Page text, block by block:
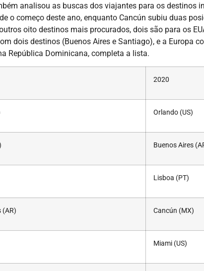
analisou as buscas dos viajantes para os destinos
o começo deste ano, enquanto Cancún subiu duas
oito destinos mais procurados, dois são para os
dois destinos (Buenos Aires e Santiago), e a Europa
República Dominicana, completa a lista.
2020
Orlando (US)
Buenos Aires
Lisboa (PT)
(AR) Cancún (MX)
Miami (US)